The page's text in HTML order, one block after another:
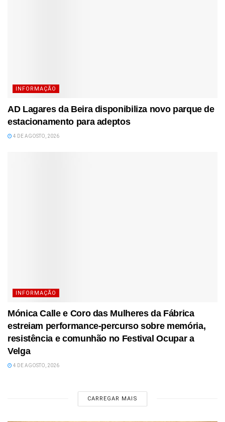
INFORMAÇÃO
AD Lagares da Beira disponibiliza novo parque de
estacionamento para adeptos
4 DE AGOSTO, 2026
INFORMAÇÃO
Mónica Calle e Coro das Mulheres da Fábrica
estreiam performance-percurso sobre memória,
resistência e comunhão no Festival Ocupar a
Velga
4 DE AGOSTO, 2026
CARREGAR MAIS